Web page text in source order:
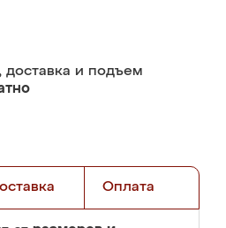
доставка и подъем
Оплата